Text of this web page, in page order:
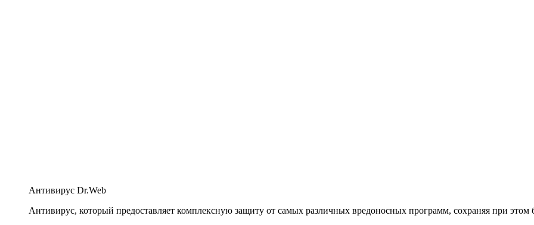
Антивирус Dr.Web
Антивирус, который предоставляет комплексную защиту от самых различных вредоносных программ, сохраняя при этом